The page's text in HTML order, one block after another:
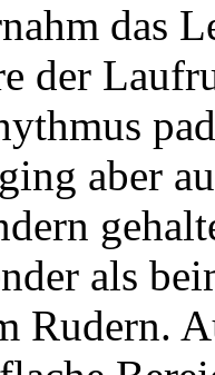
das
der
aber
als
Rudern.